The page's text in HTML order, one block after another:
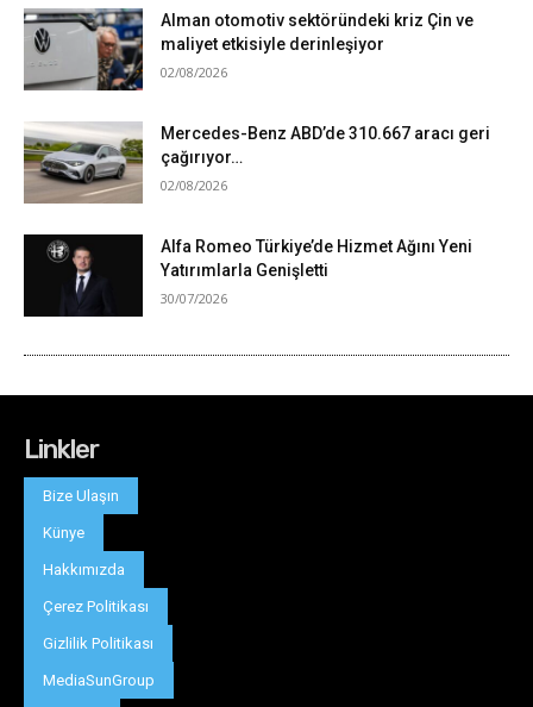
Linkler
Bize Ulaşın
Künye
Hakkımızda
Çerez Politikası
Gizlilik Politikası
MediaSunGroup